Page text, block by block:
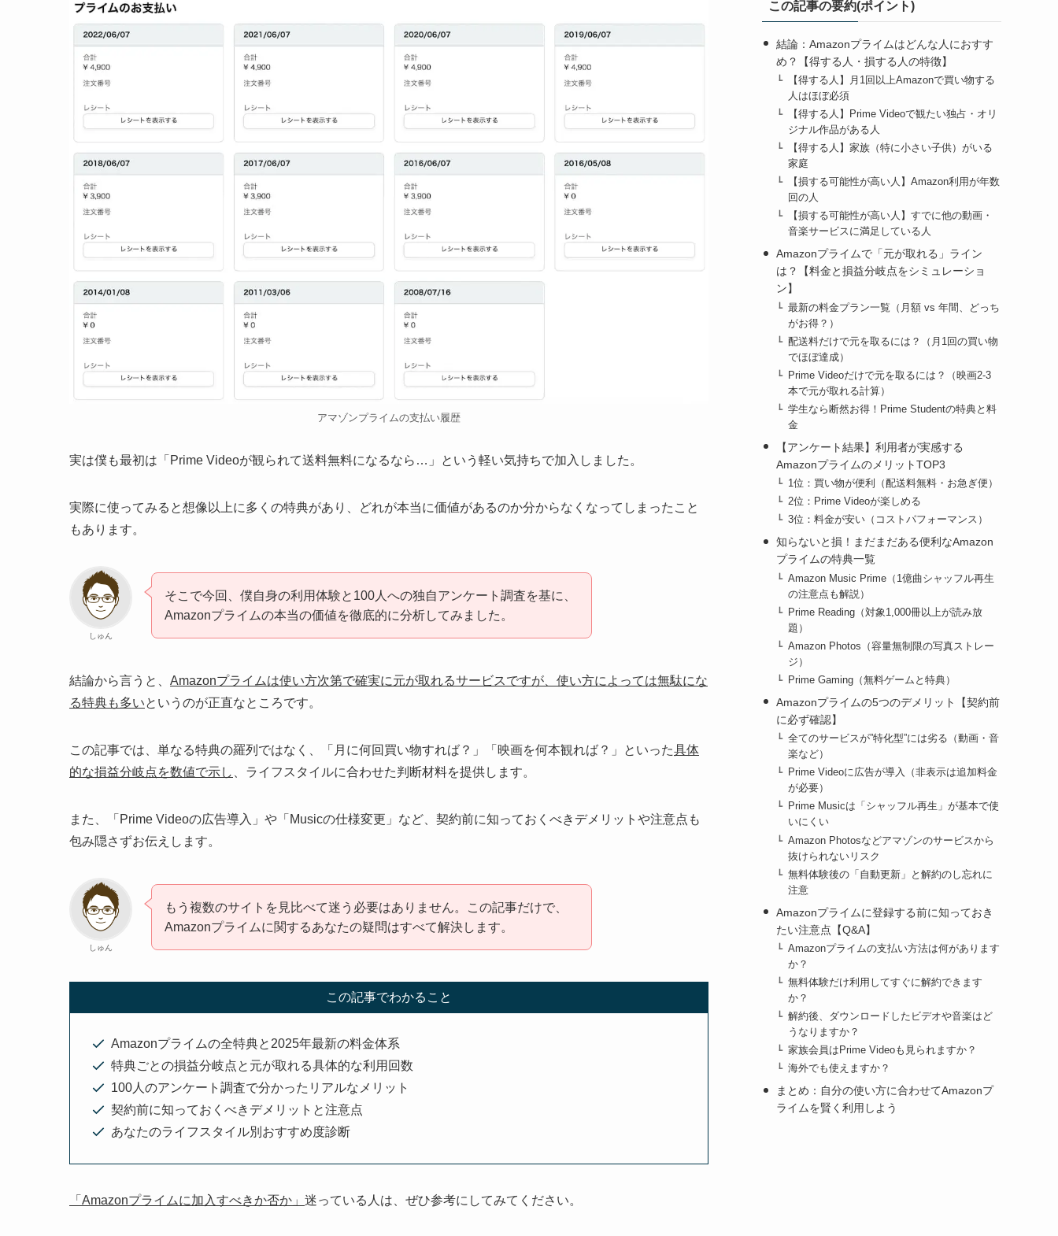
アマゾンプライムの支払い履歴
実は僕も最初は「Prime Videoが観られて送料無料になるなら…」という軽い気持ちで加入しました。
実際に使ってみると想像以上に多くの特典があり、どれが本当に価値があるのか分からなくなってしまったこと
もあります。
しゅん
そこで今回、僕自身の利用体験と100人への独自アンケート調査を基に、
Amazonプライムの本当の価値を徹底的に分析してみました。
結論から言うと、 Amazonプライムは使い方次第で確実に元が取れるサービスですが、使い方によっては無駄にな
る特典も多いというのが正直なところです。
この記事では、単なる特典の羅列ではなく、「月に何回買い物すれば？」「映画を何本観れば？」といった具体
的な損益分岐点を数値で示し
、ライフスタイルに合わせた判断材料を提供します。
また、「Prime Videoの広告導入」や「Musicの仕様変更」など、契約前に知っておくべきデメリットや注意点も
包み隠さずお伝えします。
しゅん
もう複数のサイトを見比べて迷う必要はありません。この記事だけで、
Amazonプライムに関するあなたの疑問はすべて解決します。
この記事でわかること
Amazonプライムの全特典と2025年最新の料金体系
特典ごとの損益分岐点と元が取れる具体的な利用回数
100人のアンケート調査で分かったリアルなメリット
契約前に知っておくべきデメリットと注意点
あなたのライフスタイル別おすすめ度診断
「Amazonプライムに加入すべきか否か」 迷っている人は、ぜひ参考にしてみてください。
この記事の要約(ポイント)
結論：Amazonプライムはどんな人におすす
め？【得する人・損する人の特徴】
【得する人】月1回以上Amazonで買い物する
人はほぼ必須
【得する人】Prime Videoで観たい独占・オリ
ジナル作品がある人
【得する人】家族（特に小さい子供）がいる
家庭
【損する可能性が高い人】Amazon利用が年数
回の人
【損する可能性が高い人】すでに他の動画・
音楽サービスに満足している人
Amazonプライムで「元が取れる」ライン
は？【料金と損益分岐点をシミュレーショ
ン】
最新の料金プラン一覧（月額 vs 年間、どっち
がお得？）
配送料だけで元を取るには？（月1回の買い物
でほぼ達成）
Prime Videoだけで元を取るには？（映画2-3
本で元が取れる計算）
学生なら断然お得！Prime Studentの特典と料
金
【アンケート結果】利用者が実感する
AmazonプライムのメリットTOP3
1位：買い物が便利（配送料無料・お急ぎ便）
2位：Prime Videoが楽しめる
3位：料金が安い（コストパフォーマンス）
知らないと損！まだまだある便利なAmazon
プライムの特典一覧
Amazon Music Prime（1億曲シャッフル再生
の注意点も解説）
Prime Reading（対象1,000冊以上が読み放
題）
Amazon Photos（容量無制限の写真ストレー
ジ）
Prime Gaming（無料ゲームと特典）
Amazonプライムの5つのデメリット【契約前
に必ず確認】
全てのサービスが”特化型”には劣る（動画・音
楽など）
Prime Videoに広告が導入（非表示は追加料金
が必要）
Prime Musicは「シャッフル再生」が基本で使
いにくい
Amazon Photosなどアマゾンのサービスから
抜けられないリスク
無料体験後の「自動更新」と解約のし忘れに
注意
Amazonプライムに登録する前に知っておき
たい注意点【Q&A】
Amazonプライムの支払い方法は何があります
か？
無料体験だけ利用してすぐに解約できます
か？
解約後、ダウンロードしたビデオや音楽はど
うなりますか？
家族会員はPrime Videoも見られますか？
海外でも使えますか？
まとめ：自分の使い方に合わせてAmazonプ
ライムを賢く利用しよう